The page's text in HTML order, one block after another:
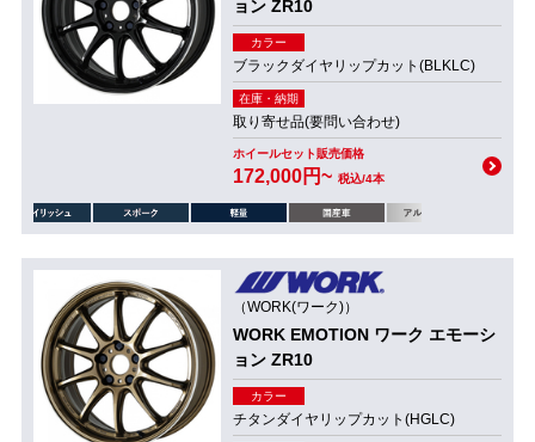
ョン ZR10
カラー
ブラックダイヤリップカット(BLKLC)
在庫・納期
取り寄せ品(要問い合わせ)
ホイールセット販売価格
172,000円~ 税込/4本
（WORK(ワーク)）
WORK EMOTION ワーク エモーシ
ョン ZR10
カラー
チタンダイヤリップカット(HGLC)